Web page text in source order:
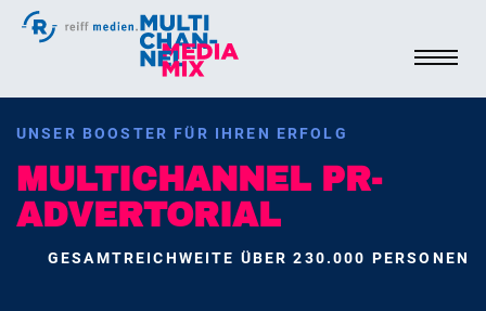
NAVIGATOR
UNSER BOOSTER FÜR IHREN ERFOLG
MULTICHANNEL PR-
ADVERTORIAL
GESAMTREICHWEITE ÜBER 230.000 PERSONEN